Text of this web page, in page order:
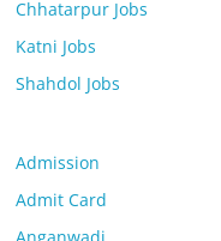
Chhatarpur Jobs
Katni Jobs
Shahdol Jobs
Admission
Admit Card